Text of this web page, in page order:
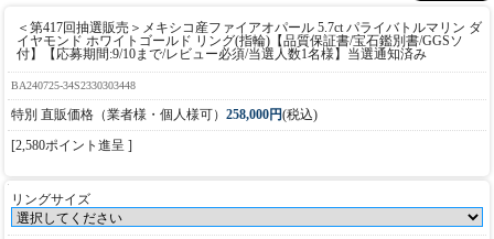
＜第417回抽選販売＞メキシコ産ファイアオパール 5.7ct パライバトルマリン ダ
イヤモンド ホワイトゴールド リング(指輪)【品質保証書/宝石鑑別書/GGSソ
付】【応募期間:9/10まで/レビュー必須/当選人数1名様】当選通知済み
BA240725-34S2330303448
特別 直販価格（業者様・個人様可） 258,000円(税込)
[2,580ポイント進呈 ]
リングサイズ